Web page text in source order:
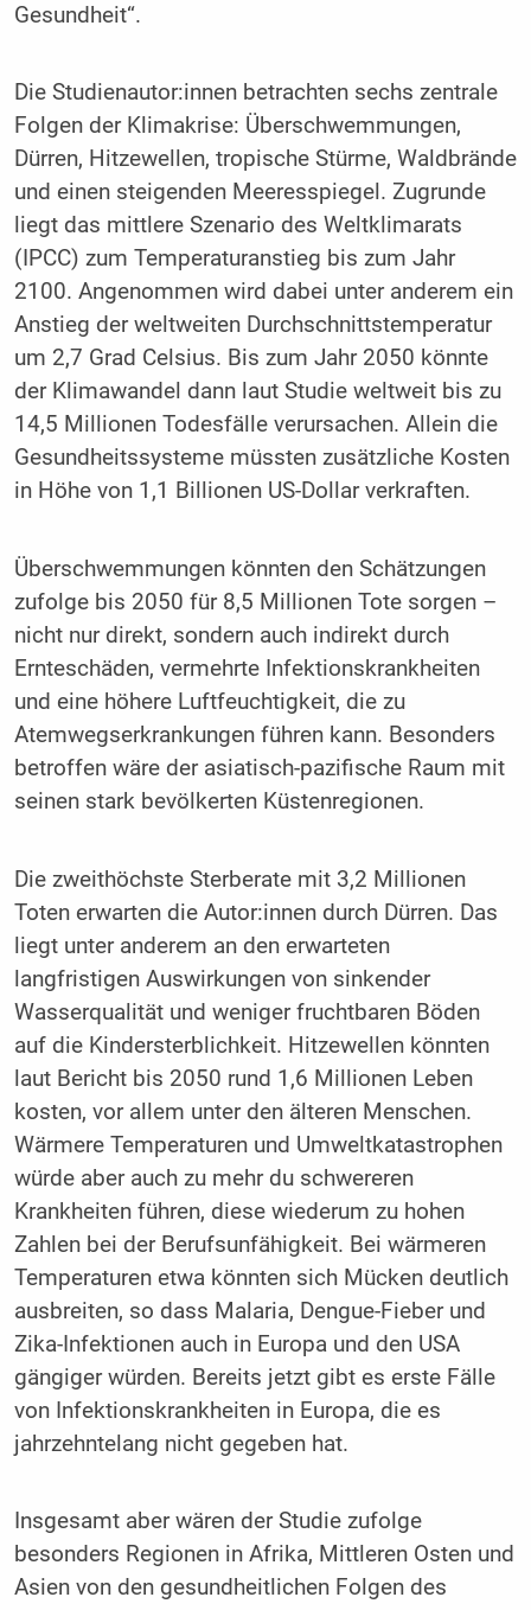
Gesundheit“.
Die Studienautor:innen betrachten sechs zentrale
Folgen der Klimakrise: Überschwemmungen,
Dürren, Hitzewellen, tropische Stürme, Waldbrände
und einen steigenden Meeresspiegel. Zugrunde
liegt das mittlere Szenario des Weltklimarats
(IPCC) zum Temperaturanstieg bis zum Jahr
2100. Angenommen wird dabei unter anderem ein
Anstieg der weltweiten Durchschnittstemperatur
um 2,7 Grad Celsius. Bis zum Jahr 2050 könnte
der Klimawandel dann laut Studie weltweit bis zu
14,5 Millionen Todesfälle verursachen. Allein die
Gesundheitssysteme müssten zusätzliche Kosten
in Höhe von 1,1 Billionen US-Dollar verkraften.
Überschwemmungen könnten den Schätzungen
zufolge bis 2050 für 8,5 Millionen Tote sorgen –
nicht nur direkt, sondern auch indirekt durch
Ernteschäden, vermehrte Infektionskrankheiten
und eine höhere Luftfeuchtigkeit, die zu
Atemwegserkrankungen führen kann. Besonders
betroffen wäre der asiatisch-pazifische Raum mit
seinen stark bevölkerten Küstenregionen.
Die zweithöchste Sterberate mit 3,2 Millionen
Toten erwarten die Autor:innen durch Dürren. Das
liegt unter anderem an den erwarteten
langfristigen Auswirkungen von sinkender
Wasserqualität und weniger fruchtbaren Böden
auf die Kindersterblichkeit. Hitzewellen könnten
laut Bericht bis 2050 rund 1,6 Millionen Leben
kosten, vor allem unter den älteren Menschen.
Wärmere Temperaturen und Umweltkatastrophen
würde aber auch zu mehr du schwereren
Krankheiten führen, diese wiederum zu hohen
Zahlen bei der Berufsunfähigkeit. Bei wärmeren
Temperaturen etwa könnten sich Mücken deutlich
ausbreiten, so dass Malaria, Dengue-Fieber und
Zika-Infektionen auch in Europa und den USA
gängiger würden. Bereits jetzt gibt es erste Fälle
von Infektionskrankheiten in Europa, die es
jahrzehntelang nicht gegeben hat.
Insgesamt aber wären der Studie zufolge
besonders Regionen in Afrika, Mittleren Osten und
Asien von den gesundheitlichen Folgen des